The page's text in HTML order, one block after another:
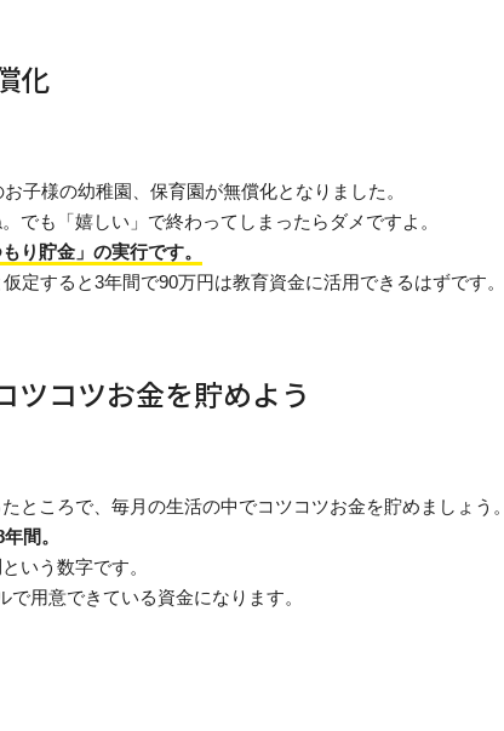
化
子様の幼稚園、保育園が無償化となりました。
でも「嬉しい」で終わってしまったらダメですよ。
り貯金」の実行です。
定すると3年間で90万円は教育資金に活用できるはずです。
ツコツお金を貯めよう
ところで、毎月の生活の中でコツコツお金を貯めましょう
間。
という数字です。
用意できている資金になります。